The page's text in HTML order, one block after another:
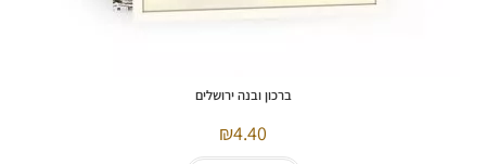
ברכון ובנה ירושלים
4.40